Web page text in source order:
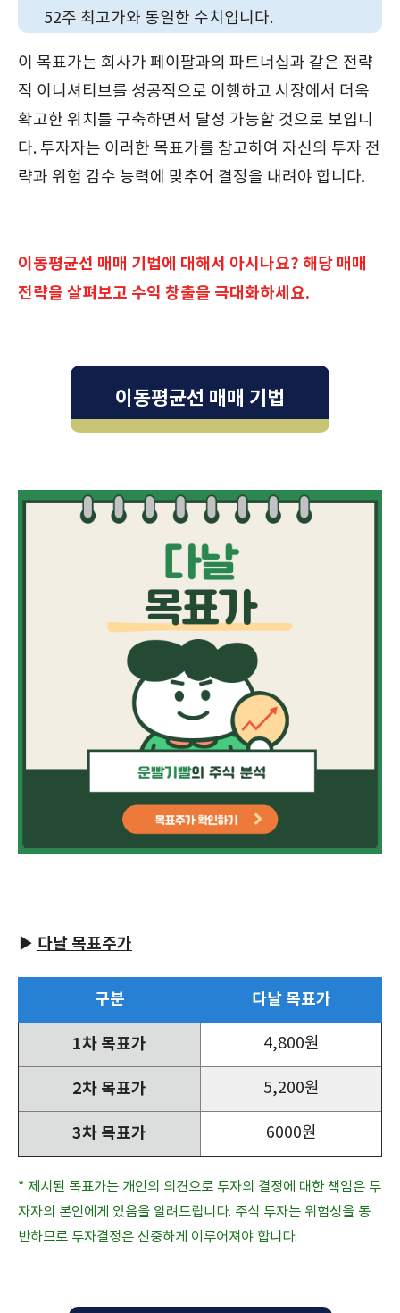
52주 최고가와 동일한 수치입니다.
이 목표가는 회사가 페이팔과의 파트너십과 같은 전략
적 이니셔티브를 성공적으로 이행하고 시장에서 더욱
확고한 위치를 구축하면서 달성 가능할 것으로 보입니
다. 투자자는 이러한 목표가를 참고하여 자신의 투자 전
략과 위험 감수 능력에 맞추어 결정을 내려야 합니다.
이동평균선 매매 기법에 대해서 아시나요? 해당 매매
전략을 살펴보고 수익 창출을 극대화하세요.
이동평균선 매매 기법
▶ 다날 목표주가
구분 다날 목표가
1차 목표가 4,800원
2차 목표가 5,200원
3차 목표가 6000원
* 제시된 목표가는 개인의 의견으로 투자의 결정에 대한 책임은 투
자자의 본인에게 있음을 알려드립니다. 주식 투자는 위험성을 동
반하므로 투자결정은 신중하게 이루어져야 합니다.